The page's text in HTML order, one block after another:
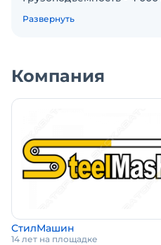
Комплектация:
Камера заднего вида
Паллетные вилы
Развернуть
Компания
СтилМашин
14 лет на площадке